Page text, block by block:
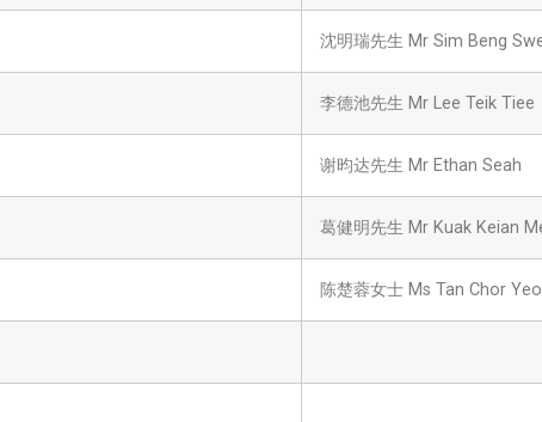
沈明瑞先生 Mr Sim Beng
李德池先生 Mr Lee Teik Tiee
谢昀达先生 Mr Ethan Seah
葛健明先生 Mr Kuak Keian
陈楚蓉女士 Ms Tan Chor